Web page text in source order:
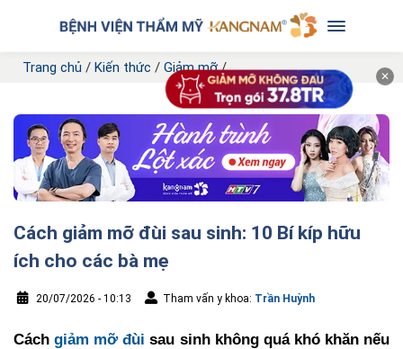
Trang chủ / Kiến thức / Giảm mỡ/
Cách giảm mỡ đùi sau sinh: 10 Bí kíp hữu
ích cho các bà mẹ
20/07/2026 - 10:13 Tham vấn y khoa: Trần Huỳnh
Cáchgiảm mỡ đùi sau sinh không quá khó khăn nếu
✕